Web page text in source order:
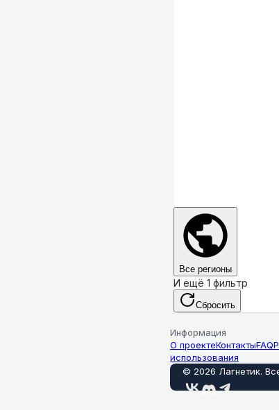
Все регионы
И ещё 1 фильтр
Сбросить
Информация
О проектеКонтактыFAQ
использования
© 2026 Лагнетик.